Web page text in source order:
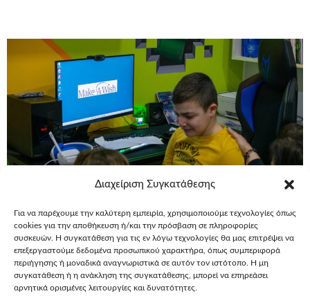
Διαχείριση Συγκατάθεσης
Για να παρέχουμε την καλύτερη εμπειρία, χρησιμοποιούμε τεχνολογίες όπως
cookies για την αποθήκευση ή/και την πρόσβαση σε πληροφορίες
συσκευών. Η συγκατάθεση για τις εν λόγω τεχνολογίες θα μας επιτρέψει να
επεξεργαστούμε δεδομένα προσωπικού χαρακτήρα, όπως συμπεριφορά
περιήγησης ή μοναδικά αναγνωριστικά σε αυτόν τον ιστότοπο. Η μη
συγκατάθεση ή η ανάκληση της συγκατάθεσης, μπορεί να επηρεάσει
αρνητικά ορισμένες λειτουργίες και δυνατότητες.
Ευχές Εύχομαι να αποκτήσω 27 Μαΐου, 2022
Εύχομαι να αποκτήσω έναν